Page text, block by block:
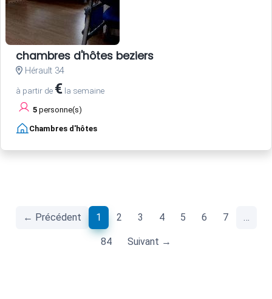
chambres d'hôtes beziers
Hérault 34
à partir de € la semaine
5 personne(s)
Chambres d'hôtes
← Précédent 1 (current)
2 3 4 5 6 7 …
84 Suivant →